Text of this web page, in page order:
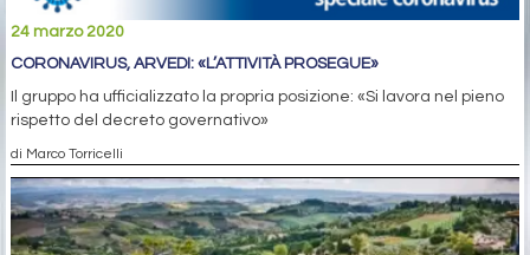
24 marzo 2020
CORONAVIRUS, ARVEDI: «L’ATTIVITÀ PROSEGUE»
Il gruppo ha ufficializzato la propria posizione: «Si lavora nel pieno
rispetto del decreto governativo»
di Marco Torricelli